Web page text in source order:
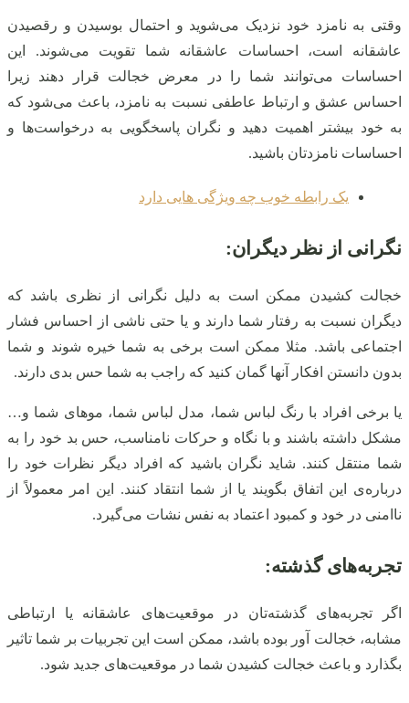
وقتی به نامزد خود نزدیک می‌شوید و احتمال بوسیدن و رقصیدن
عاشقانه است، احساسات عاشقانه شما تقویت می‌شوند. این
احساسات می‌توانند شما را در معرض خجالت قرار دهند زیرا
احساس عشق و ارتباط عاطفی نسبت به نامزد، باعث می‌شود که
به خود بیشتر اهمیت دهید و نگران پاسخگویی به درخواست‌ها و
احساسات نامزدتان باشید.
یک رابطه خوب چه ویژگی هایی دارد
نگرانی از نظر دیگران:
خجالت کشیدن ممکن است به دلیل نگرانی از نظری باشد که
دیگران نسبت به رفتار شما دارند و یا حتی ناشی از احساس فشار
اجتماعی باشد. مثلا ممکن است برخی به شما خیره شوند و شما
بدون دانستن افکار آنها گمان کنید که راجب به شما حس بدی دارند.
یا برخی افراد با رنگ لباس شما، مدل لباس شما، موهای شما و…
مشکل داشته باشند و با نگاه و حرکات نامناسب، حس بد خود را به
شما منتقل کنند. شاید نگران باشید که افراد دیگر نظرات خود را
درباره‌ی این اتفاق بگویند یا از شما انتقاد کنند. این امر معمولاً از
ناامنی در خود و کمبود اعتماد به نفس نشات می‌گیرد.
تجربه‌های گذشته:
اگر تجربه‌های گذشته‌تان در موقعیت‌های عاشقانه یا ارتباطی
مشابه، خجالت آور بوده باشد، ممکن است این تجربیات بر شما تاثیر
بگذارد و باعث خجالت کشیدن شما در موقعیت‌های جدید شود.